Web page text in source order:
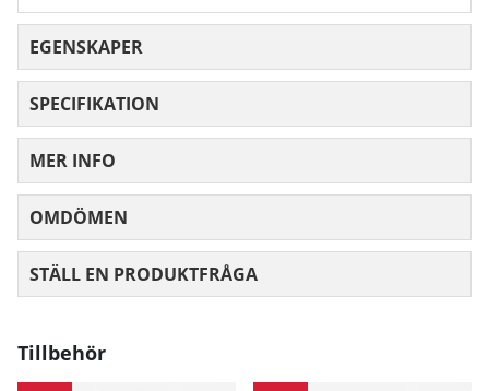
EGENSKAPER
SPECIFIKATION
MER INFO
OMDÖMEN
STÄLL EN PRODUKTFRÅGA
Tillbehör